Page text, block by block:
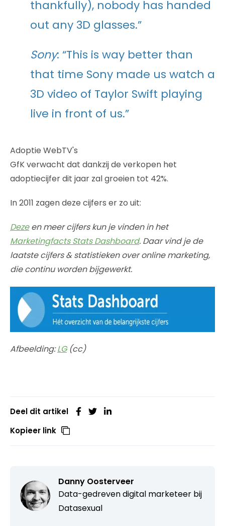
thankfully), nobody has handed
out any 3D glasses.”
Sony: “This is way better than
that time Sony made us watch a
3D video of Taylor Swift playing
live in front of us.”
Adoptie WebTV's
GfK verwacht dat dankzij de verkopen het
adoptiecijfer dit jaar zal groeien tot 42%.
In 2011 zagen deze cijfers er zo uit:
Dezeen meer cijfers kun je vinden in het
Marketingfacts Stats Dashboard. Daar vind je de
laatste cijfers & statistieken over online marketing,
die continu worden bijgewerkt.
Afbeelding:LG(cc)
Deel dit artikel
Kopieer link
Danny Oosterveer
Data-gedreven digital marketeer bij
Datasexual